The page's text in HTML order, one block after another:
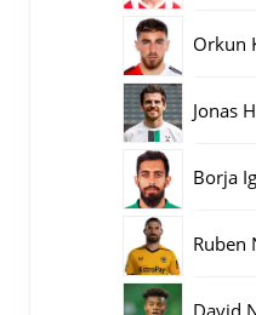
Orkun
Jonas
Borja
Ruben